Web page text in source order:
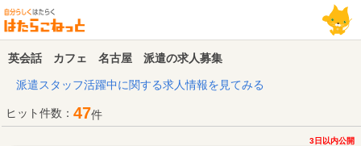
英会話 カフェ 名古屋 派遣の求人募集
派遣スタッフ活躍中に関する求人情報を見てみる
ヒット件数： 47件
3日以内公開